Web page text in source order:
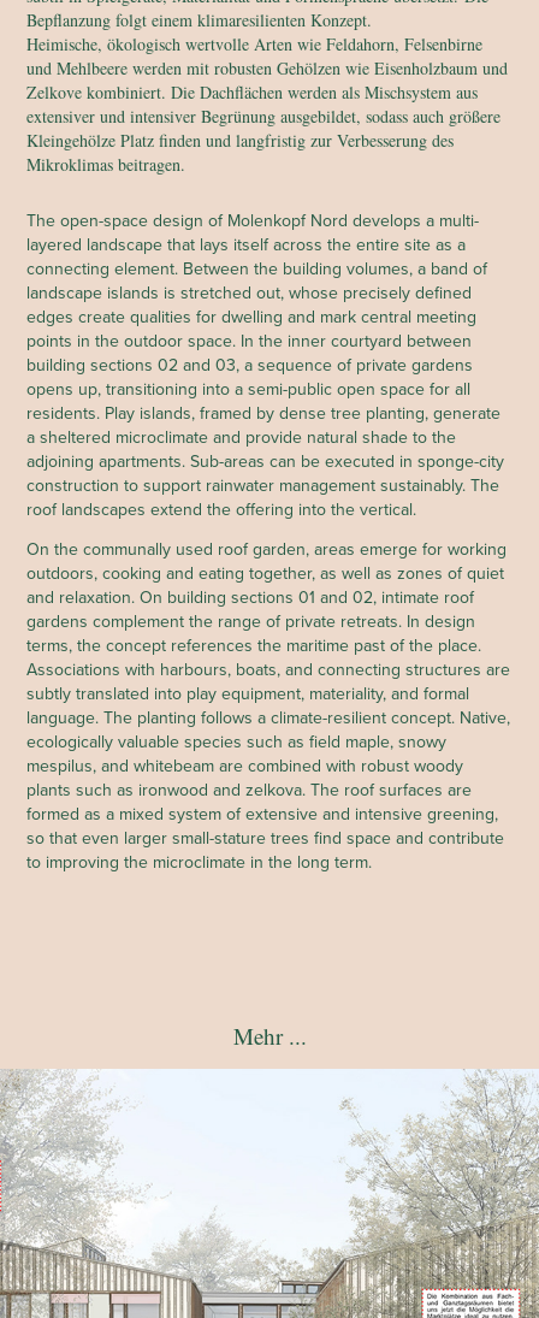
Bepflanzung folgt einem klimaresilienten Konzept.
Heimische, ökologisch wertvolle Arten wie Feldahorn, Felsenbirne
und Mehlbeere werden mit robusten Gehölzen wie Eisenholzbaum und
Zelkove kombiniert. Die Dachflächen werden als Mischsystem aus
extensiver und intensiver Begrünung ausgebildet, sodass auch größere
Kleingehölze Platz finden und langfristig zur Verbesserung des
Mikroklimas beitragen.
The open-space design of Molenkopf Nord develops a multi-
layered landscape that lays itself across the entire site as a
connecting element. Between the building volumes, a band of
landscape islands is stretched out, whose precisely defined
edges create qualities for dwelling and mark central meeting
points in the outdoor space. In the inner courtyard between
building sections 02 and 03, a sequence of private gardens
opens up, transitioning into a semi-public open space for all
residents. Play islands, framed by dense tree planting, generate
a sheltered microclimate and provide natural shade to the
adjoining apartments. Sub-areas can be executed in sponge-city
construction to support rainwater management sustainably. The
roof landscapes extend the offering into the vertical.
On the communally used roof garden, areas emerge for working
outdoors, cooking and eating together, as well as zones of quiet
and relaxation. On building sections 01 and 02, intimate roof
gardens complement the range of private retreats. In design
terms, the concept references the maritime past of the place.
Associations with harbours, boats, and connecting structures are
subtly translated into play equipment, materiality, and formal
language. The planting follows a climate-resilient concept. Native,
ecologically valuable species such as field maple, snowy
mespilus, and whitebeam are combined with robust woody
plants such as ironwood and zelkova. The roof surfaces are
formed as a mixed system of extensive and intensive greening,
so that even larger small-stature trees find space and contribute
to improving the microclimate in the long term.
Mehr ...
Engere Wahl - Neuburg am Inn